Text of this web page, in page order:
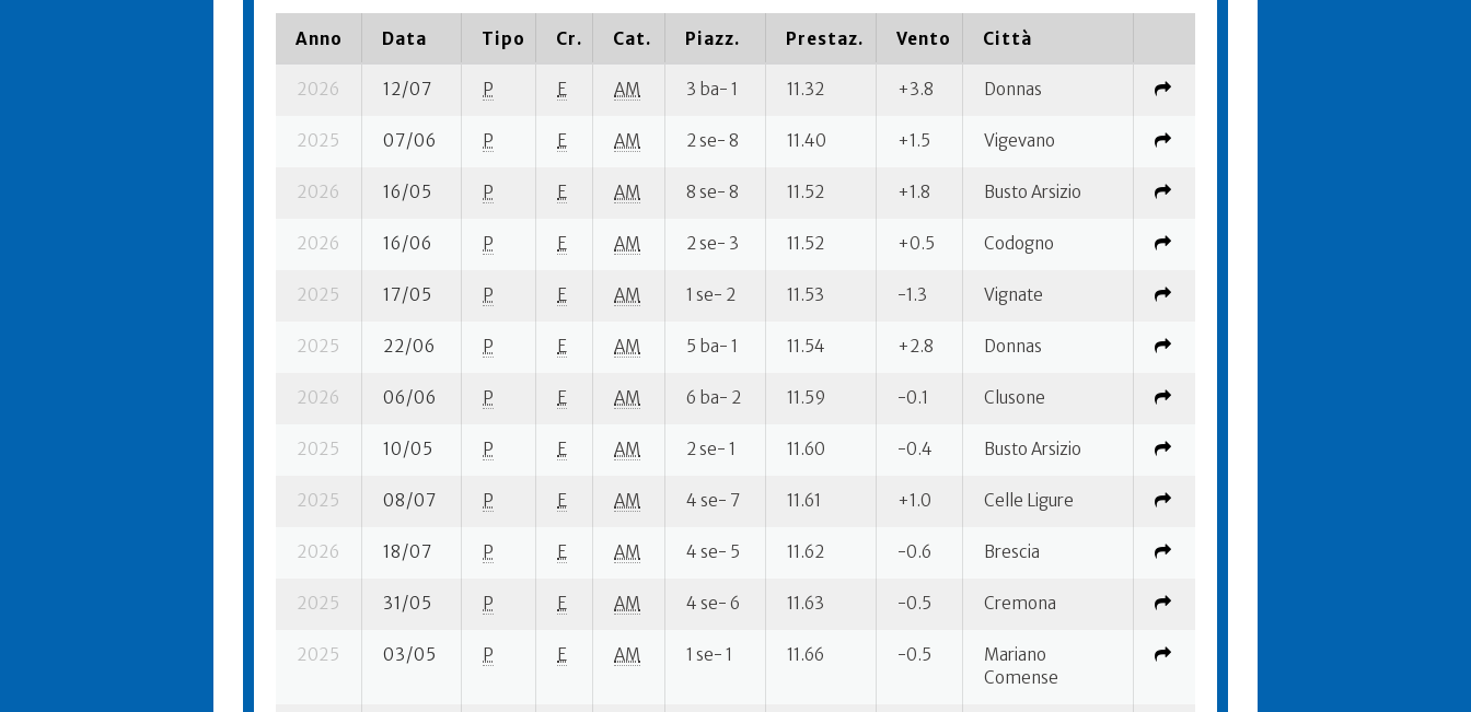
Anno Data Tipo Cr. Cat. Piazz. Prestaz. Vento Città
2026 12/07 P E AM 3 ba- 1 11.32 +3.8 Donnas
2025 07/06 P E AM 2 se- 8 11.40 +1.5 Vigevano
2026 16/05 P E AM 8 se- 8 11.52 +1.8 Busto Arsizio
2026 16/06 P E AM 2 se- 3 11.52 +0.5 Codogno
2025 17/05 P E AM 1 se- 2 11.53 -1.3 Vignate
2025 22/06 P E AM 5 ba- 1 11.54 +2.8 Donnas
2026 06/06 P E AM 6 ba- 2 11.59 -0.1 Clusone
2025 10/05 P E AM 2 se- 1 11.60 -0.4 Busto Arsizio
2025 08/07 P E AM 4 se- 7 11.61 +1.0 Celle Ligure
2026 18/07 P E AM 4 se- 5 11.62 -0.6 Brescia
2025 31/05 P E AM 4 se- 6 11.63 -0.5 Cremona
2025 03/05 P E AM 1 se- 1 11.66 -0.5
Mariano
Comense